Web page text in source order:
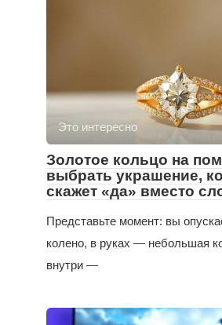
Это интересно
Золотое кольцо на
выбрать украшение,
скажет «да» вместо
Представьте момент: вы
колено, в руках — небольшая
внутри —